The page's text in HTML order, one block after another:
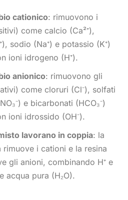
cationico: rimuovono i
come calcio (Ca²⁺),
⁺), sodio (Na⁺) e potassio (K⁺)
ioni idrogeno (H⁺).
anionico: rimuovono gli
come cloruri (Cl⁻), solfati
₃⁻) e bicarbonati (HCO₃⁻)
ioni idrossido (OH⁻).
lavorano in coppia: la
rimuove i cationi e la resina
gli anioni, combinando H⁺ e
acqua pura (H₂O).